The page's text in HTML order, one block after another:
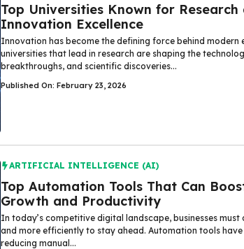
Top Universities Known for Research
Innovation Excellence
Innovation has become the defining force behind modern
universities that lead in research are shaping the
breakthroughs, and scientific discoveries...
Published On: February 23, 2026
ARTIFICIAL INTELLIGENCE (AI)
Top Automation Tools That Can
Growth and Productivity
In today’s competitive digital landscape, businesses
and more efficiently to stay ahead. Automation tools
reducing manual...